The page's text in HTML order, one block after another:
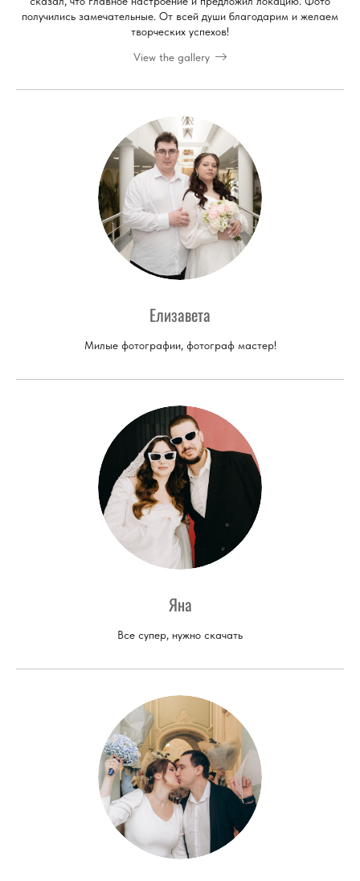
получились замечательные. От всей души благодарим и желаем
творческих успехов!
View the gallery
Елизавета
Милые фотографии, фотограф мастер!
Яна
Все супер, нужно скачать